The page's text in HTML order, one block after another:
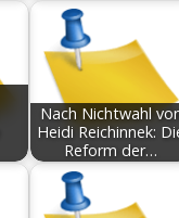
Nach Nichtwahl
Heidi Reichinnek:
Reform der…